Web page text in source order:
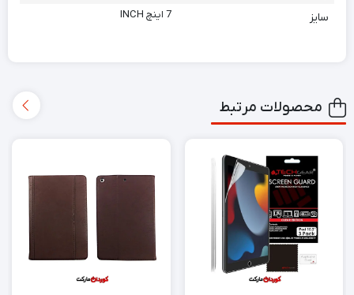
سایز 7 اینچ INCH
محصولات مرتبط